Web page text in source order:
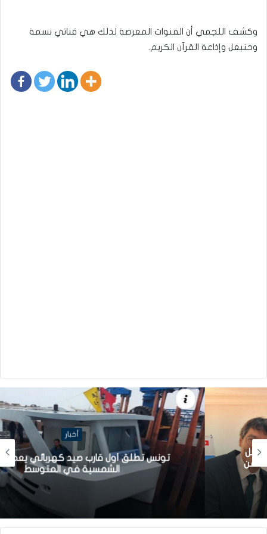
وكشف اللجمي أن القنوات المعرضة لذلك هي قناتي نسمة
وحنبعل وإذاعة القرآن الكريم.
أخبار
تونس تطلق أول قارب صيد كهربائي يعمل بالطاقة
الشمسية في المتوسط